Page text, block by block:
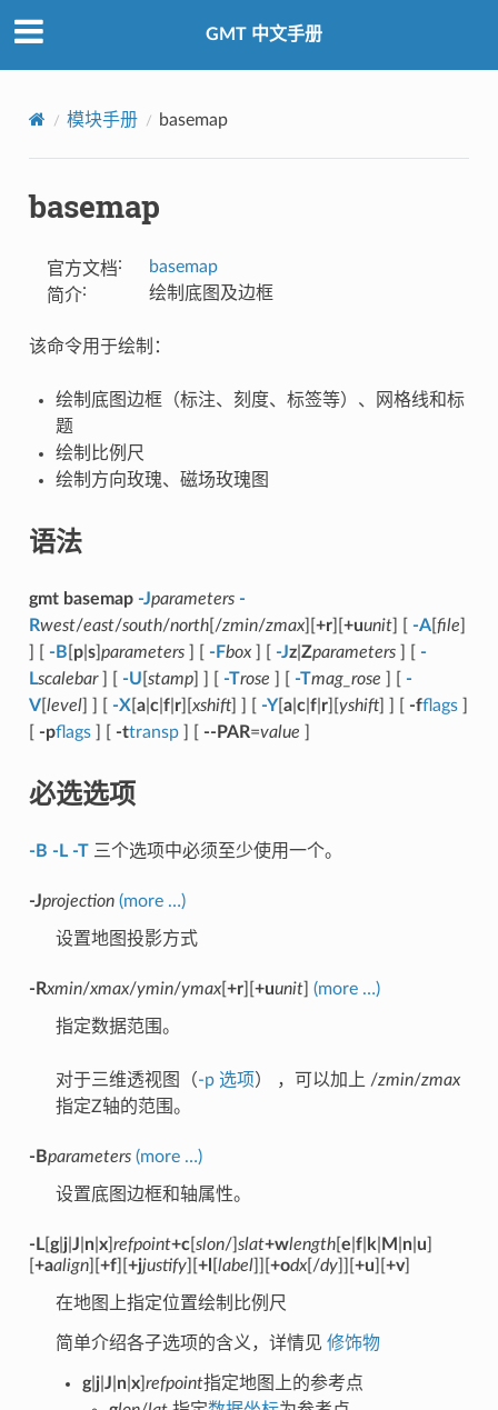
GMT 中文手册
模块手册 basemap
basemap
官方文档:
basemap
简介: 绘制底图及边框
该命令用于绘制：
绘制底图边框（标注、刻度、标签等）、网格线和标
题
绘制比例尺
绘制方向玫瑰、磁场玫瑰图
语法
gmt basemap -Jparameters -
Rwest/east/south/north[/zmin/zmax][ +r][ +uunit] [ -A[ file
-B p| s] parameters] [ -Fbox] [ -Jz| Zparameters] [ -
Lscalebar] [ -U stamp] ] [ -Trose -Tmag_rose
-
V[ level] ] [ -X a| c| f| r][ xshift] ] [ -Y[ a| c| f| r][ yshift] ] [ -fflags]
-pflags] [ -ttransp] [ --PAR=value
必选选项
-B -L -T三个选项中必须至少使用一个。
-Jprojection (more …)
设置地图投影方式
-Rxmin/xmax/ymin/ymax[ +r][ +uunit] (more …)
指定数据范围。
对于三维透视图（-p 选项） ，可以加上 /zmin/zmax
指定Z轴的范围。
-Bparameters (more …)
设置底图边框和轴属性。
-L[ g|j| J n| x] refpoint+c[ slon/] slat+wlength[ e f| k M n| u
+aalign][ +f][ +jjustify][ +l label]][ +odx[/dy]][ +u +v]
在地图上指定位置绘制比例尺
简单介绍各子选项的含义，详情见 修饰物
g|j| J n| x] refpoint指定地图上的参考点